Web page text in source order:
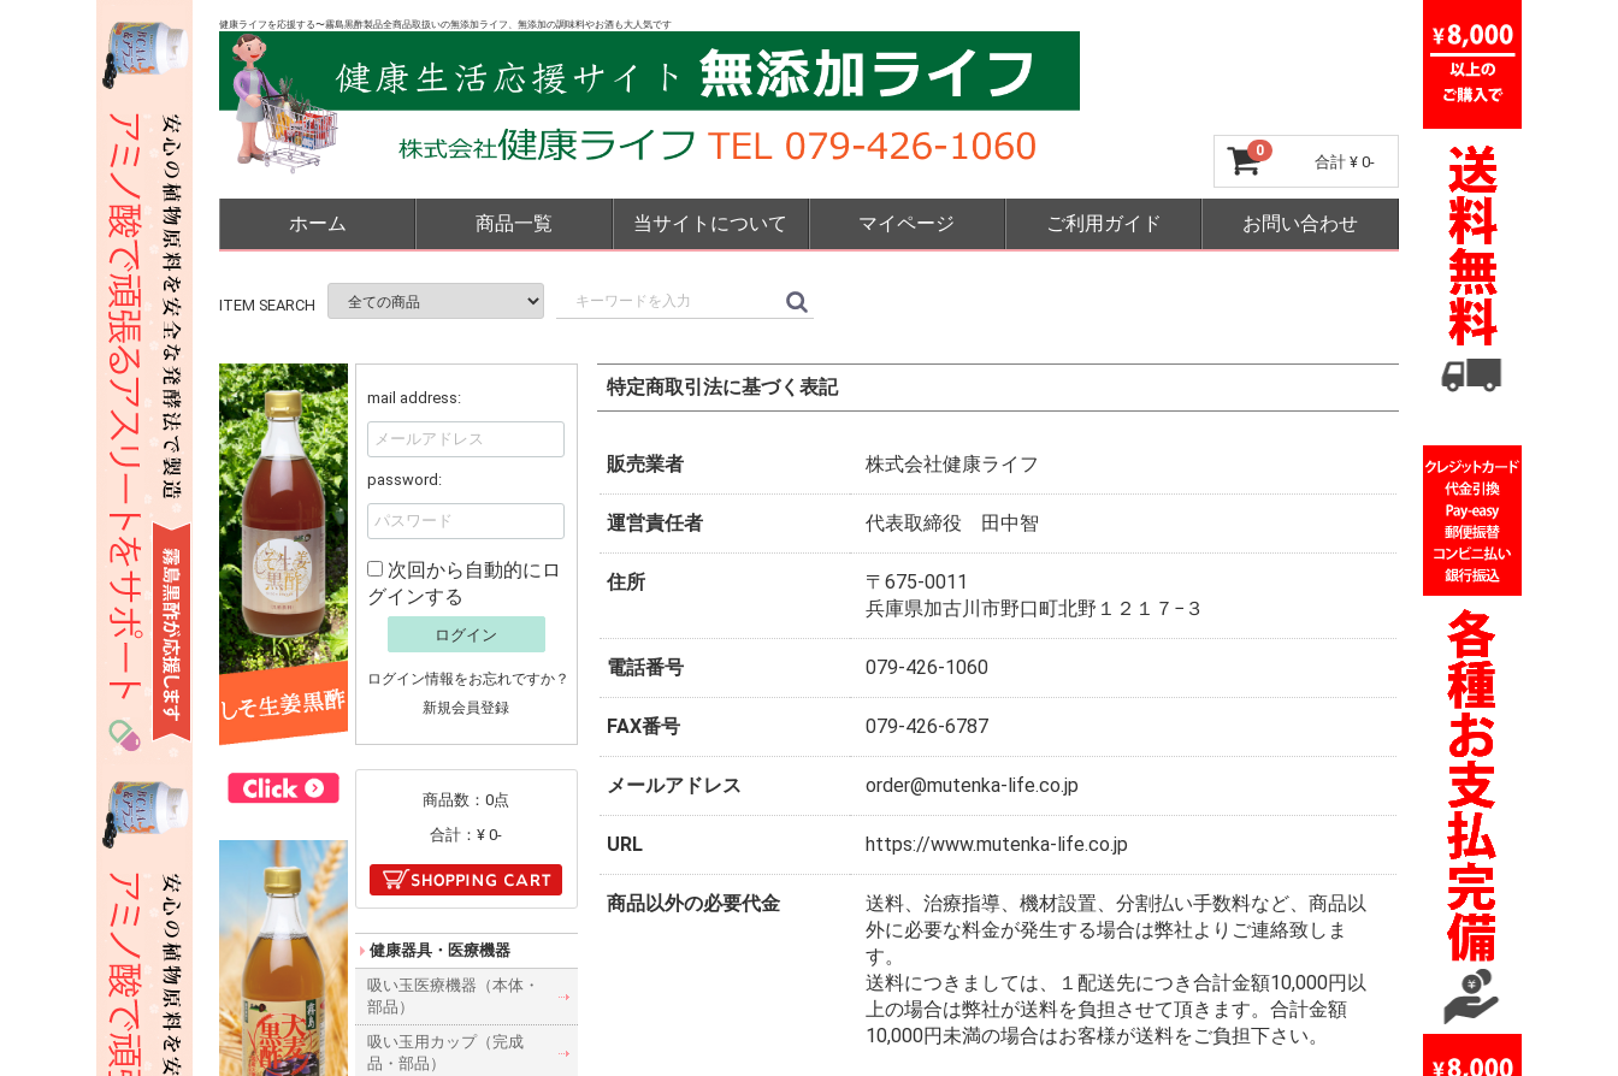
健康ライフを応援する〜霧島黒酢製品全商品取扱いの無添加ライフ、無添加の調味料やお酒も大人気です
ホーム 商品一覧 当サイトについて マイページ ご利用ガイド お問い合わせ
ITEM SEARCH
特定商取引法に基づく表記
販売業者 株式会社健康ライフ
運営責任者 代表取締役 田中智
住所
〒675-0011
兵庫県加古川市野口町北野１２１７−３
電話番号 079-426-1060
FAX番号 079-426-6787
メールアドレス order@mutenka-life.co.jp
URL https://www.mutenka-life.co.jp
商品以外の必要代金
送料、治療指導、機材設置、分割払い手数料など、商品以
外に必要な料金が発生する場合は弊社よりご連絡致しま
す。
送料につきましては、１配送先につき合計金額10,000円以
上の場合は弊社が送料を負担させて頂きます。合計金額
10,000円未満の場合はお客様が送料をご負担下さい。
mail address:
password:
次回から自動的にロ
グインする
ログイン
ログイン情報をお忘れですか？
新規会員登録
0
合計¥ 0-
商品数：0点
合計：¥ 0-
健康器具・医療機器
吸い玉医療機器（本体・
部品）
吸い玉用カップ（完成
品・部品）